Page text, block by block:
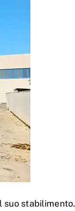
suo stabilimento.